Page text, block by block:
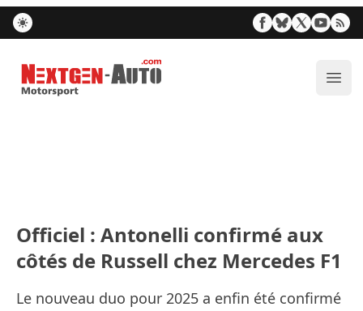
Nextgen-Auto.com
Officiel : Antonelli confirmé aux
côtés de Russell chez Mercedes F1
Le nouveau duo pour 2025 a enfin été confirmé